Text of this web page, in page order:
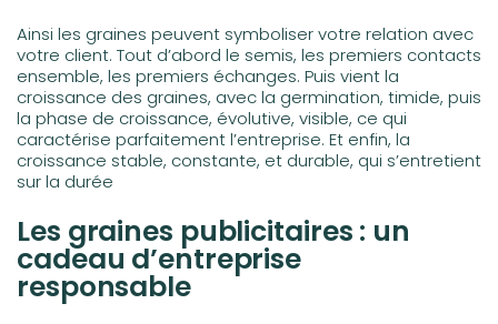
Ainsi les graines peuvent symboliser votre relation avec
votre client. Tout d’abord le semis, les premiers contacts
ensemble, les premiers échanges. Puis vient la
croissance des graines, avec la germination, timide, puis
la phase de croissance, évolutive, visible, ce qui
caractérise parfaitement l’entreprise. Et enfin, la
croissance stable, constante, et durable, qui s’entretient
sur la durée
Les graines publicitaires : un
cadeau d’entreprise
responsable